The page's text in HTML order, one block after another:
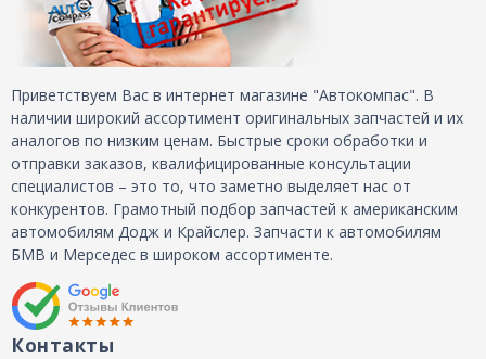
Приветствуем Вас в интернет магазине "Автокомпас". В
наличии широкий ассортимент оригинальных запчастей и их
аналогов по низким ценам. Быстрые сроки обработки и
отправки заказов, квалифицированные консультации
специалистов – это то, что заметно выделяет нас от
конкурентов. Грамотный подбор запчастей к американским
автомобилям Додж и Крайслер. Запчасти к автомобилям
БМВ и Мерседес в широком ассортименте.
Контакты